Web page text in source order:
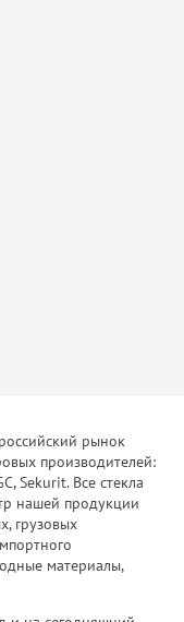
рынок
производителей:
Sekurit. Все стекла
нашей продукции
грузовых
материалы,